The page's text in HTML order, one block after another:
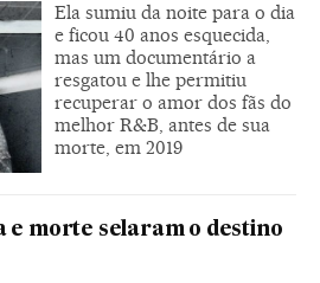
Ela sumiu da noite para o dia
e ficou 40 anos esquecida,
mas um documentário a
resgatou e lhe permitiu
recuperar o amor dos fãs do
melhor R&B, antes de sua
morte, em 2019
e morte selaram o destino